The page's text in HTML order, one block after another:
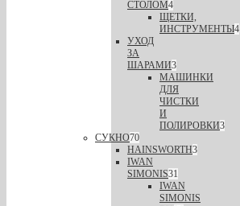
СТОЛОМ4
ЩЕТКИ,
ИНСТРУМЕНТЫ4
УХОД
ЗА
ШАРАМИ3
МАШИНКИ
ДЛЯ
ЧИСТКИ
И
ПОЛИРОВКИ3
СУКНО70
HAINSWORTH3
IWAN
SIMONIS31
IWAN
SIMONIS